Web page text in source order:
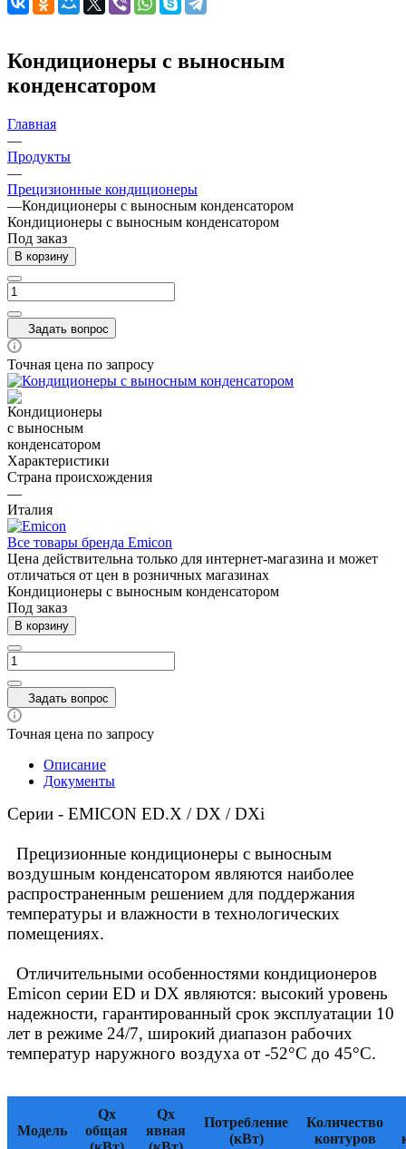
Кондиционеры с выносным
конденсатором
Главная
—
Продукты
—
Прецизионные кондиционеры
—Кондиционеры с выносным конденсатором
Кондиционеры с выносным конденсатором
Под заказ
В корзину
Задать вопрос
Точная цена по запросу
Характеристики
Страна происхождения
—
Италия
Все товары бренда Emicon
Цена действительна только для интернет-магазина и может
отличаться от цен в розничных магазинах
Кондиционеры с выносным конденсатором
Под заказ
В корзину
Задать вопрос
Точная цена по запросу
Описание
Документы
Серии - EMICON ED.X / DX / DXi
Прецизионные кондиционеры с выносным
воздушным конденсатором являются наиболее
распространенным решением для поддержания
температуры и влажности в технологических
помещениях.
Отличительными особенностями кондиционеров
Emicon серии ED и DX являются: высокий уровень
надежности, гарантированный срок эксплуатации 10
лет в режиме 24/7, широкий диапазон рабочих
температур наружного воздуха от -52°С до 45°С.
Модель
Qx
общая
Qx
явная
Потребление
(кВт)
Количество
контуров